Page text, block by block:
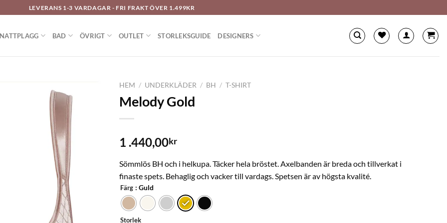
LEVERANS 1-3 VARDAGAR - FRI FRAKT ÖVER 1.499KR
NATTPLAGG BAD ÖVRIGT OUTLET STORLEKSGUIDE DESIGNERS
LÄGG TILL I
ÖNSKELISTAN
HEM / UNDERKLÄDER / BH / T-SHIRT
Melody Gold
1 .440,00kr
Sömmlös BH och i helkupa. Täcker hela bröstet. Axelbanden är breda och tillverkat i
finaste spets. Behaglig och vacker till vardags. Spetsen är av högsta kvalité.
Färg : Guld
Storlek